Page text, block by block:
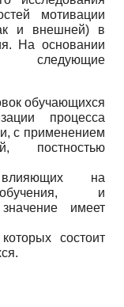
мотивации
и внешней) в
На основании
следующие
обучающихся
процесса
с применением
постностью
на
обучения, и
имеет
состоит